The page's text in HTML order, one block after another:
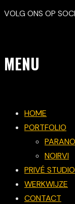
VOLG ONS OP
MENU
HOME
PORTFOLIO
NOIRVI
PRIVÉ STUDIO
WERKWIJZE
CONTACT